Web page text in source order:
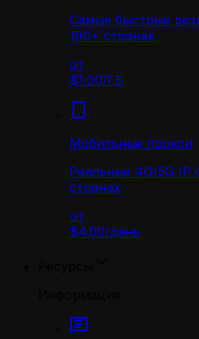
Самые быстрые
190+ странах.
от
$1.00/ГБ
Мобильные прокси
Реальные 4G/5G IP
странах.
от
$4.00/день